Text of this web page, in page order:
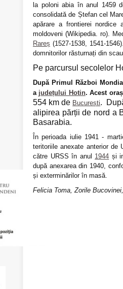
la poloni abia în anul 1459
consolidată de Ștefan cel
apărare a frontierei nordice
moldoveni (Wikipedia. ro).
Rareș (1527-1538, 1541-
domnitorilor răsturnați din
Pe parcursul secolelor
După Primul Război
a județului Hotin. Acest
554 km de București.
alipirea părții de nord a
Basarabia.
În perioada iulie 1941 -
teritoriile anexate anterior de
către URSS în anul 1944 și
după anexarea din 1940,
și exterminărilor în masă.
Felicia Toma, Zorile